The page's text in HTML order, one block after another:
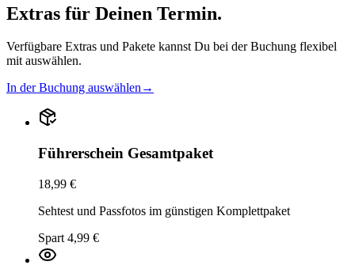
Extras für Deinen Termin.
Verfügbare Extras und Pakete kannst Du bei der Buchung flexibel
mit auswählen.
In der Buchung auswählen→
Führerschein Gesamtpaket
18,99 €
Sehtest und Passfotos im günstigen Komplettpaket
Spart 4,99 €